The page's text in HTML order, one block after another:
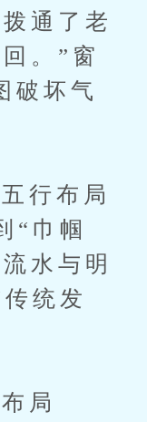
通了老
。”窗
破坏气
行布局
“巾帼
水与明
统发
局